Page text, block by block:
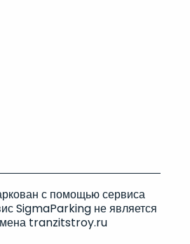
с помощью сервиса
SigmaParking не является
tranzitstroy.ru